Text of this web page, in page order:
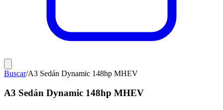
Buscar/A3 Sedán Dynamic 148hp MHEV
A3 Sedán Dynamic 148hp MHEV